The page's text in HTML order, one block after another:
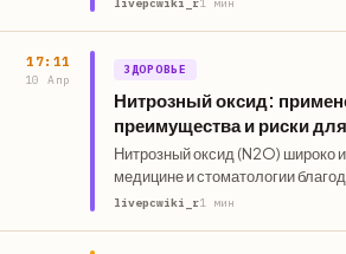
17:11
10 Апр
ЗДОРОВЬЕ
Нитрозный оксид:
преимущества и риски
Нитрозный оксид (N2O) широко
медицине и стоматологии
анальгезирующим свойствам.
livepcwiki_r1 мин